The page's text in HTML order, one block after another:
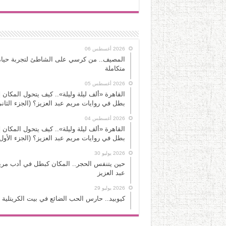
2026 أغسطس 06
المصيف.. من كرسي على الشاطئ لتجربة
متكاملة
2026 أغسطس 05
القاهرة «ألف ليلة وليلة».. كيف يتحول المكان
بطل في روايات مريم عبد العزيز؟ (الجزء
2026 أغسطس 04
القاهرة «ألف ليلة وليلة».. كيف يتحول المكان
بطل في روايات مريم عبد العزيز؟ (الجزء
2026 يوليو 30
حين يتنفس الحجر.. المكان كبطل في أدب
عبد العزيز
2026 يوليو 29
كيوبيد.. حارس الحب الضائع في بيت الكريتلية